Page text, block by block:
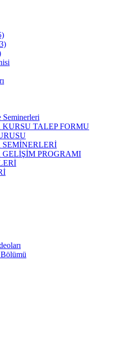
Seminerleri
TALEP FORMU
SEMİNERLERİ
GELİŞİM PROGRAMI
Bölümü